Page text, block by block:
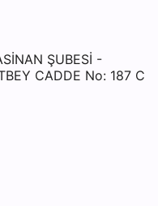
ŞUBESİ -
CADDE No: 187 C